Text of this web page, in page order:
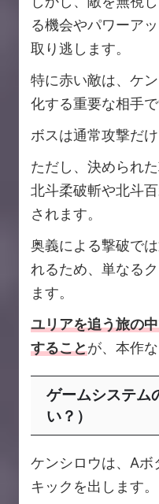
る機会やパワーア
取り逃します。
特に赤い敵は、ケ
化する重要な相手で
ボスは通常攻撃だ
ただし、決められ
北斗柔破斬や北斗
されます。
奥義による撃破で
れるため、単なる
ます。
ユリアを追う旅の
することが、本作
ゲームシステム
い？）
ケンシロウは、A
キックを出します。